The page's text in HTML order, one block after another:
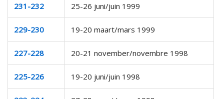
231-232 25-26 juni/juin 1999
229-230 19-20 maart/mars 1999
227-228 20-21 november/novembre 1998
225-226 19-20 juni/juin 1998